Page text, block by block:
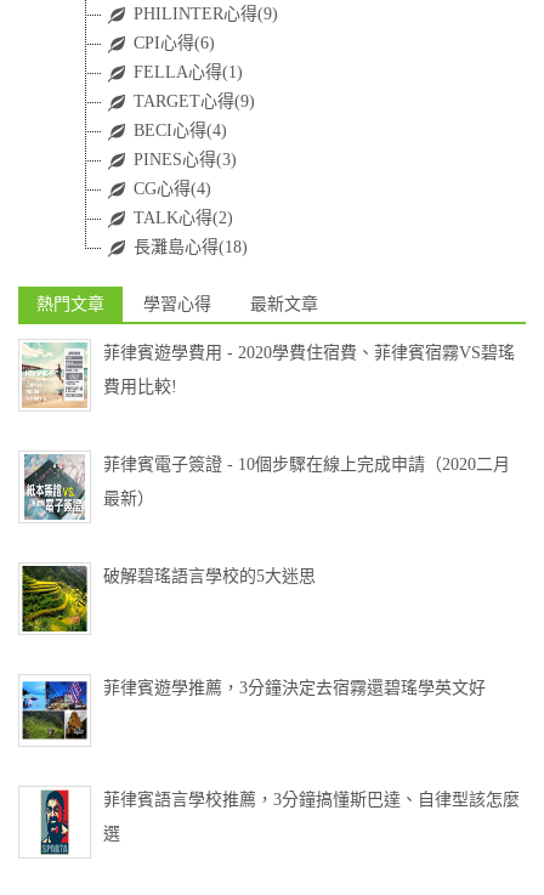
PHILINTER心得(9)
CPI心得(6)
FELLA心得(1)
TARGET心得(9)
BECI心得(4)
PINES心得(3)
CG心得(4)
TALK心得(2)
長灘島心得(18)
熱門文章 學習心得 最新文章
菲律賓遊學費用 - 2020學費住宿費、菲律賓宿霧VS碧瑤
費用比較!
菲律賓電子簽證 - 10個步驟在線上完成申請（2020二月
最新）
破解碧瑤語言學校的5大迷思
菲律賓遊學推薦，3分鐘決定去宿霧還碧瑤學英文好
菲律賓語言學校推薦，3分鐘搞懂斯巴達、自律型該怎麼
選